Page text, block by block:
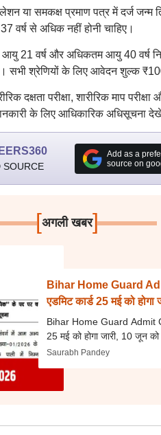
या समकक्ष प्रमाण पत्र में दर्ज जन्म
वर्ष से अधिक नहीं होनी चाहिए।
आयु 21 वर्ष और अधिकतम आयु 40 वर्ष
सभी श्रेणियों के लिए आवेदन शुल्क
दक्षता परीक्षा, शारीरिक माप
के लिए आधिकारिक अधिसूचना
SOURCE
Add as a
source on
[अगली खबर]
Bihar Home Guard
एडमिट कार्ड 25 मई को होगा
Bihar Home Guard Admit
25 मई को होगा जारी, 10 जून को
Saurabh Pandey